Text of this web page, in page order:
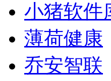
小猪软件
薄荷健康
乔安智联